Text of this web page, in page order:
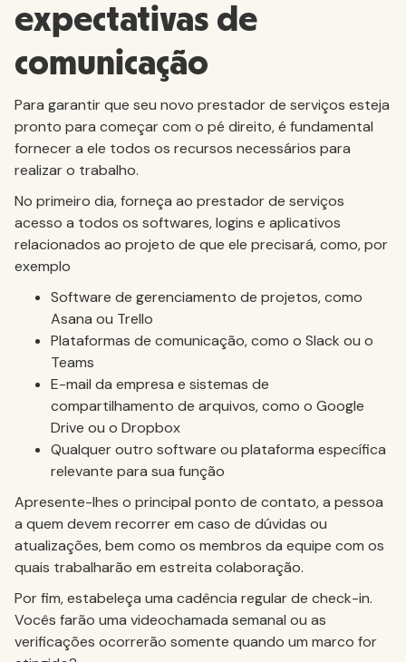
expectativas de
comunicação
Para garantir que seu novo prestador de serviços esteja
pronto para começar com o pé direito, é fundamental
fornecer a ele todos os recursos necessários para
realizar o trabalho.
No primeiro dia, forneça ao prestador de serviços
acesso a todos os softwares, logins e aplicativos
relacionados ao projeto de que ele precisará, como, por
exemplo
Software de gerenciamento de projetos, como
Asana ou Trello
Plataformas de comunicação, como o Slack ou o
Teams
E-mail da empresa e sistemas de
compartilhamento de arquivos, como o Google
Drive ou o Dropbox
Qualquer outro software ou plataforma específica
relevante para sua função
Apresente-lhes o principal ponto de contato, a pessoa
a quem devem recorrer em caso de dúvidas ou
atualizações, bem como os membros da equipe com os
quais trabalharão em estreita colaboração.
Por fim, estabeleça uma cadência regular de check-in.
Vocês farão uma videochamada semanal ou as
verificações ocorrerão somente quando um marco for